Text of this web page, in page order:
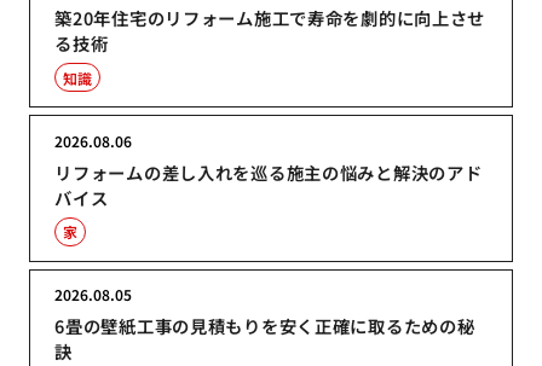
築20年住宅のリフォーム施工で寿命を劇的に向上させ
る技術
知識
リフォームの差し入れを巡る施主の悩みと解決のアド
バイス
2026.08.06
家
6畳の壁紙工事の見積もりを安く正確に取るための秘
訣
2026.08.05